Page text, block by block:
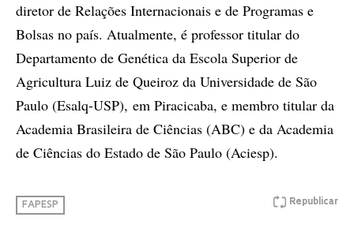
diretor de Relações Internacionais e de Programas e
Bolsas no país. Atualmente, é professor titular do
Departamento de Genética da Escola Superior de
Agricultura Luiz de Queiroz da Universidade de São
Paulo (Esalq-USP), em Piracicaba, e membro titular da
Academia Brasileira de Ciências (ABC) e da Academia
de Ciências do Estado de São Paulo (Aciesp).
Republicar
FAPESP